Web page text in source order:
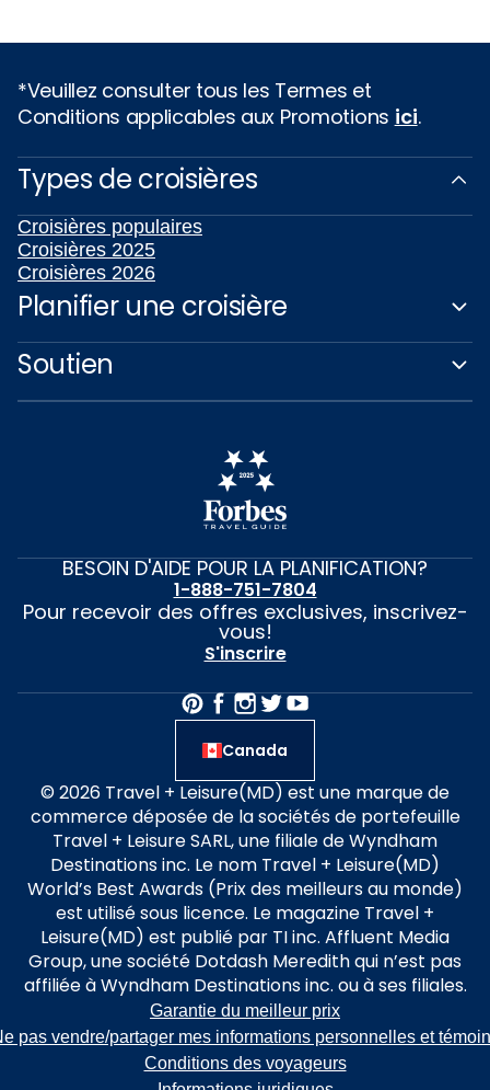
*Veuillez consulter tous les Termes et
Conditions applicables aux Promotions ici.
Types de croisières
Croisières populaires
Croisières 2025
Croisières 2026
Planifier une croisière
Soutien
BESOIN D'AIDE POUR LA PLANIFICATION?
1-888-751-7804
Pour recevoir des offres exclusives, inscrivez-
vous!
S'inscrire
Canada
© 2026 Travel + Leisure(MD) est une marque de
commerce déposée de la sociétés de portefeuille
Travel + Leisure SARL, une filiale de Wyndham
Destinations inc. Le nom Travel + Leisure(MD)
World’s Best Awards (Prix des meilleurs au monde)
est utilisé sous licence. Le magazine Travel +
Leisure(MD) est publié par TI inc. Affluent Media
Group, une société Dotdash Meredith qui n’est pas
affiliée à Wyndham Destinations inc. ou à ses filiales.
Garantie du meilleur prix
pas vendre/partager mes informations personnelles et
Conditions des voyageurs